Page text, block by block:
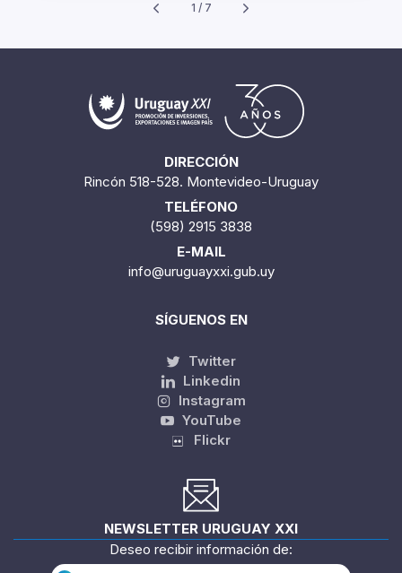
1 / 7
DIRECCIÓN
Rincón 518-528. Montevideo-Uruguay
TELÉFONO
(598) 2915 3838
E-MAIL
info@uruguayxxi.gub.uy
SÍGUENOS EN
Twitter
Linkedin
Instagram
YouTube
Flickr
NEWSLETTER URUGUAY XXI
Deseo recibir información de: